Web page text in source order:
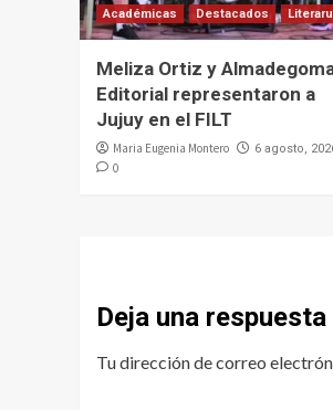
Académicas Destacados
Meliza Ortiz y
Editorial representaron a
Jujuy en el FILT
Maria Eugenia Montero 6 agosto,
0
Deja una respuesta
Tu dirección de correo